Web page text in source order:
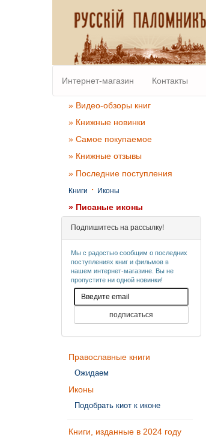
Интернет-магазин Контакты
» Видео-обзоры книг
» Книжные новинки
» Самое покупаемое
» Книжные отзывы
» Последние поступления
Книги · Иконы
» Писаные иконы
Подпишитесь на рассылку!
Мы с радостью сообщим о последних
поступлениях книг и фильмов в
нашем интернет-магазине. Вы не
пропустите ни одной новинки!
Православные книги
Ожидаем
Иконы
Подобрать киот к иконе
Книги, изданные в 2024 году